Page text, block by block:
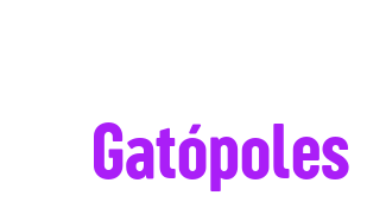
Gatópoles